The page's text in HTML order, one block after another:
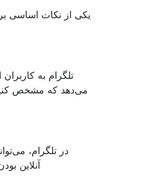
یکی از نکات اساسی
تلگرام به
می‌دهد که مشخص کنید
در تلگرام،
آنلاین